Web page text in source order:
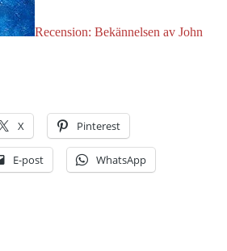
Recension: Bekännelsen av John
X Pinterest
E-post WhatsApp